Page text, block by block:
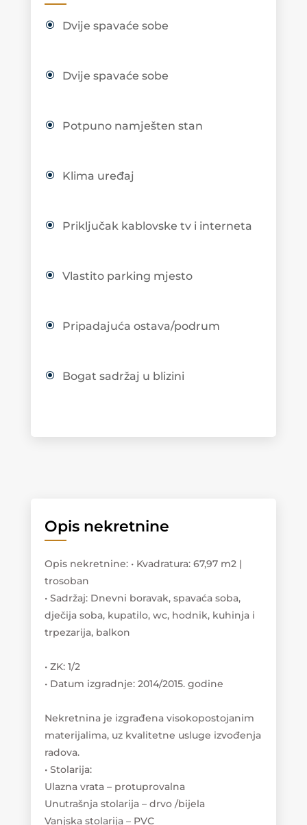
Dvije spavaće sobe
Dvije spavaće sobe
Potpuno namješten stan
Klima uređaj
Priključak kablovske tv i interneta
Vlastito parking mjesto
Pripadajuća ostava/podrum
Bogat sadržaj u blizini
Opis nekretnine
Opis nekretnine: • Kvadratura: 67,97 m2 |
trosoban
• Sadržaj: Dnevni boravak, spavaća soba,
dječija soba, kupatilo, wc, hodnik, kuhinja i
trpezarija, balkon
• ZK: 1/2
• Datum izgradnje: 2014/2015. godine
Nekretnina je izgrađena visokopostojanim
materijalima, uz kvalitetne usluge izvođenja
radova.
• Stolarija:
Ulazna vrata – protuprovalna
Unutrašnja stolarija – drvo /bijela
Vanjska stolarija – PVC